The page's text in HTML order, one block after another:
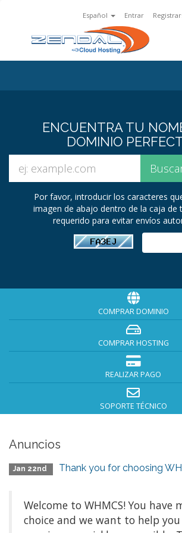
Español Entrar
ENCUENTRA TU
DOMINIO
Por favor, introducir los caracteres
imagen de abajo dentro de la caja de
requerido para evitar envíos
COMPRAR DOMINIO
COMPRAR HOSTING
REALIZAR PAGO
SOPORTE TÉCNICO
Anuncios
Jan 22nd Thank you for choosing
Welcome to WHMCS! You have
choice and we want to help